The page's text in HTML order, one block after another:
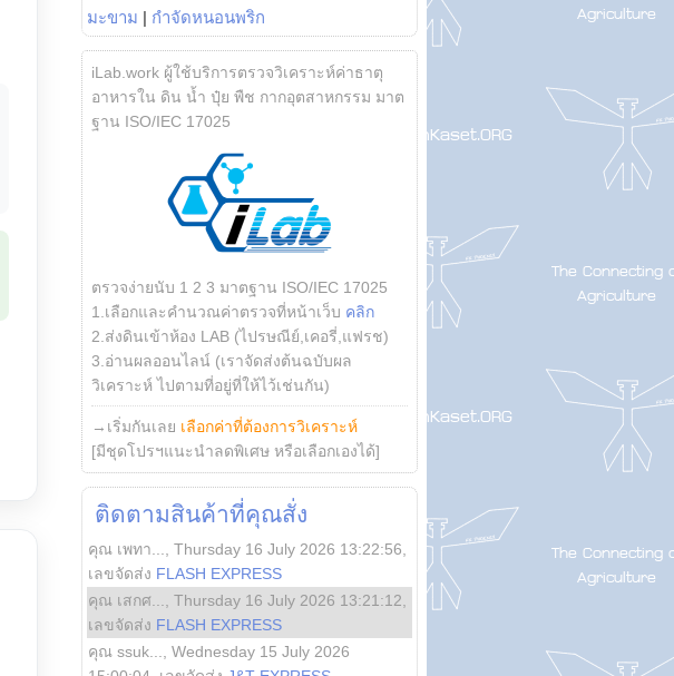
มะขาม | กำจัดหนอนพริก
iLab.work ผู้ใช้บริการตรวจวิเคราะห์ค่าธาตุ
อาหารใน ดิน น้ำ ปุ๋ย พืช กากอุตสาหกรรม มาต
ฐาน ISO/IEC 17025
ตรวจง่ายนับ 1 2 3 มาตฐาน ISO/IEC 17025
1.เลือกและคำนวณค่าตรวจที่หน้าเว็บ คลิก
2.ส่งดินเข้าห้อง LAB (ไปรษณีย์,เคอรี่,แฟรช)
3.อ่านผลออนไลน์ (เราจัดส่งต้นฉบับผล
วิเคราะห์ ไปตามที่อยู่ที่ให้ไว้เช่นกัน)
→เริ่มกันเลย เลือกค่าที่ต้องการวิเคราะห์
[มีชุดโปรฯแนะนำลดพิเศษ หรือเลือกเองได้]
ติดตามสินค้าที่คุณสั่ง
คุณ เพทา... Thursday 16 July 2026 13:22:56
เลขจัดส่ง FLASH EXPRESS
คุณ เสกศ...
Thursday 16 July 2026 13:21:12
เลขจัดส่ง FLASH EXPRESS
คุณ ssuk...
Wednesday 15 July 2026